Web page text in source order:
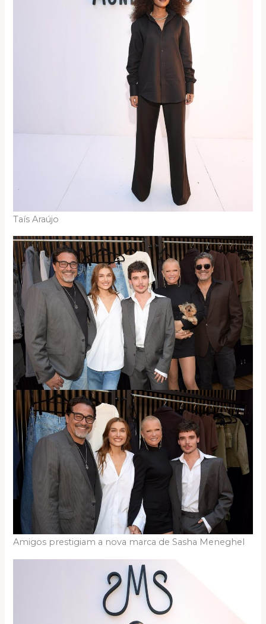
Taís Araújo
Amigos prestigiam a nova marca de Sasha Meneghel